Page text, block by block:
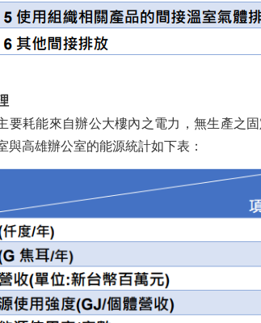
要耗能來自辦公大樓內之電力，無生產之
與高雄辦公室的能源統計如下表：